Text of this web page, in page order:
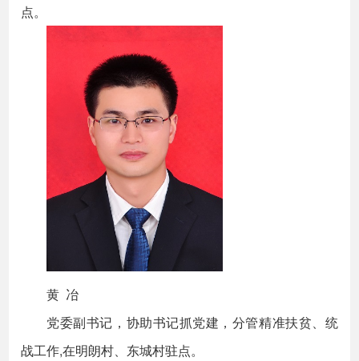
点。
黄 冶
党委副书记，协助书记抓党建，分管精准扶贫、统
战工作,在明朗村、东城村驻点。